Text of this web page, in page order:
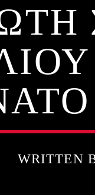
WRITTEN